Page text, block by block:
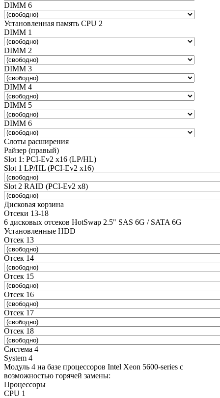
DIMM 6
Установленная память CPU 2
DIMM 1
DIMM 2
DIMM 3
DIMM 4
DIMM 5
DIMM 6
Слоты расширения
Райзер (правый)
Slot 1: PCI-Ev2 x16 (LP/HL)
Slot 1 LP/HL (PCI-Ev2 x16)
Slot 2 RAID (PCI-Ev2 x8)
Дисковая корзина
Отсеки 13-18
6 дисковых отсеков HotSwap 2.5" SAS 6G / SATA 6G
Установленные HDD
Отсек 13
Отсек 14
Отсек 15
Отсек 16
Отсек 17
Отсек 18
Система 4
System 4
Модуль 4 на базе процессоров Intel Xeon 5600-series с
возможностью горячей замены:
Процессоры
CPU 1